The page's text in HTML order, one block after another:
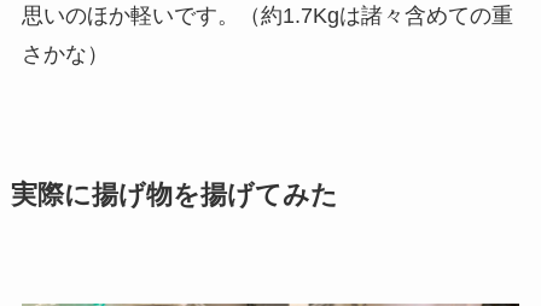
思いのほか軽いです。（約1.7Kgは諸々含めての重
さかな）
実際に揚げ物を揚げてみた